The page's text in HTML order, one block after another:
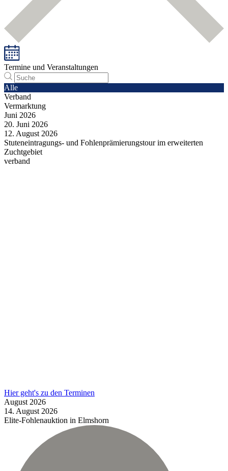
Termine und Veranstaltungen
Alle
Verband
Vermarktung
Juni 2026
20. Juni 2026
12. August 2026
Stuteneintragungs- und Fohlenprämierungstour im erweiterten
Zuchtgebiet
verband
Hier geht's zu den Terminen
August 2026
14. August 2026
Elite-Fohlenauktion in Elmshorn